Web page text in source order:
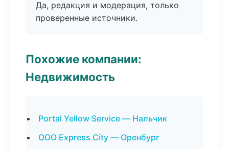
Да, редакция и модерация, только
проверенные источники.
Похожие компании:
Недвижимость
Portal Yellow Service — Нальчик
ООО Express City — Оренбург